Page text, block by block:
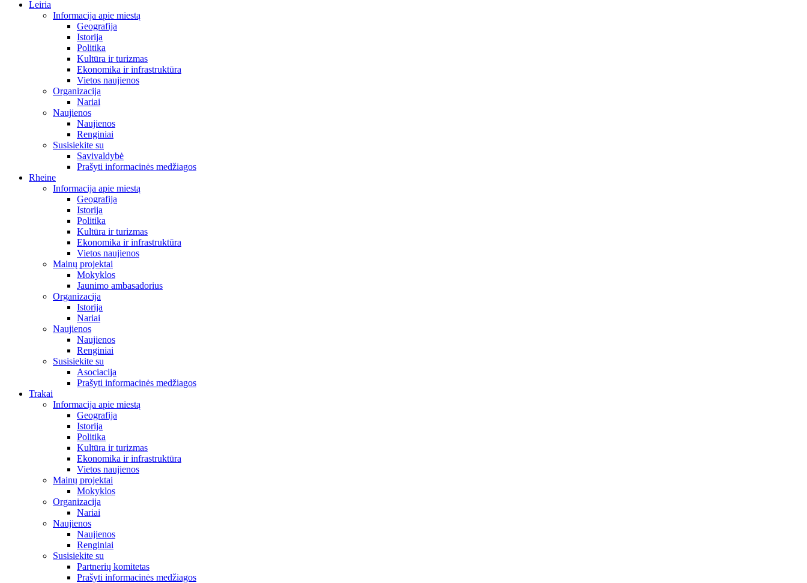
Leiria
Informacija apie miestą
Geografija
Istorija
Politika
Kultūra ir turizmas
Ekonomika ir infrastruktūra
Vietos naujienos
Organizacija
Nariai
Naujienos
Naujienos
Renginiai
Susisiekite su
Savivaldybė
Prašyti informacinės medžiagos
Rheine
Informacija apie miestą
Geografija
Istorija
Politika
Kultūra ir turizmas
Ekonomika ir infrastruktūra
Vietos naujienos
Mainų projektai
Mokyklos
Jaunimo ambasadorius
Organizacija
Istorija
Nariai
Naujienos
Naujienos
Renginiai
Susisiekite su
Asociacija
Prašyti informacinės medžiagos
Trakai
Informacija apie miestą
Geografija
Istorija
Politika
Kultūra ir turizmas
Ekonomika ir infrastruktūra
Vietos naujienos
Mainų projektai
Mokyklos
Organizacija
Nariai
Naujienos
Naujienos
Renginiai
Susisiekite su
Partnerių komitetas
Prašyti informacinės medžiagos